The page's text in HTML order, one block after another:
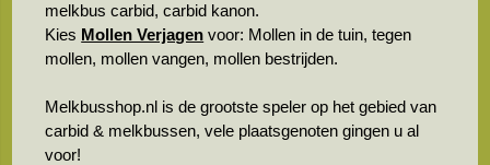
melkbus carbid, carbid kanon.
Kies Mollen Verjagen voor: Mollen in de tuin, tegen
mollen, mollen vangen, mollen bestrijden.
Melkbusshop.nl is de grootste speler op het gebied van
carbid & melkbussen, vele plaatsgenoten gingen u al
voor!